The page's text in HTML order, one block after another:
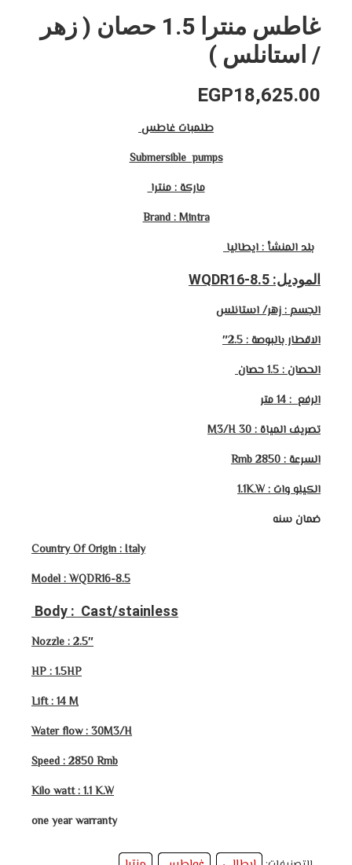
غاطس منترا 1.5 حصان ( زهر
/ استانلس )
EGP18,625.00
طلمبات غاطس
Submersible pumps
ماركة : منترا
Brand : Mintra
بلد المنشأ : ايطاليا
الموديل: WQDR16-8.5
الجسم : زهر/ استانلس
الاقطار بالبوصة : 2.5″
الحصان : 1.5 حصان
الرفع : 14
متر
تصريف المياة : 30 M3/H
السرعة : 2850 Rmb
الكيلو وات : 1.1K.W
ضمان سنه
Country Of Origin : Italy
Model : WQDR16-8.5
Body : Cast/stainless
Nozzle : 2.5″
HP : 1.5HP
Lift : 14 M
Water flow : 30M3/H
Speed : 2850 Rmb
Kilo watt : 1.1 K.W
one year warranty